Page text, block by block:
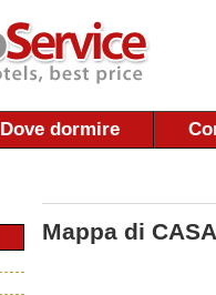
Dove dormire
Mappa di